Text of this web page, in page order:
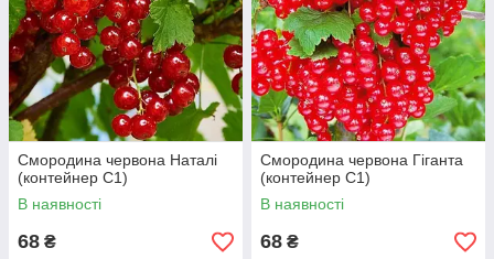
Смородина червона Наталі
(контейнер С1)
В наявності
68 ₴
Смородина червона Гіганта
(контейнер С1)
В наявності
68 ₴